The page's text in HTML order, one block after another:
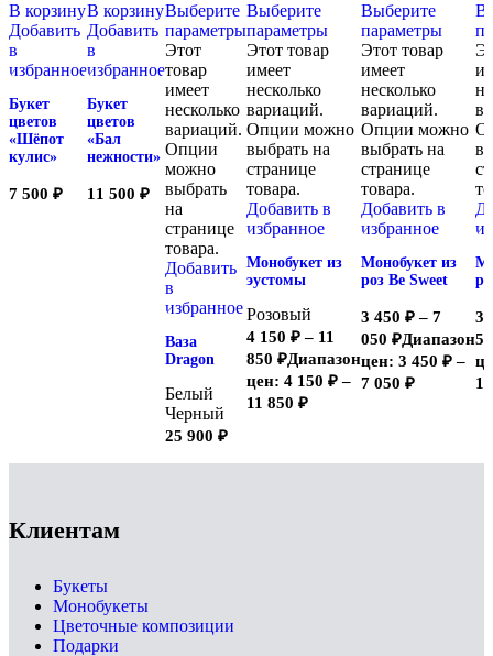
В корзину
Добавить
в
избранное
Букет
цветов
«Шёпот
кулис»
7 500 ₽
В корзину
Добавить
в
избранное
Букет
цветов
«Бал
нежности»
11 500 ₽
Выберите
параметры
Этот
товар
имеет
несколько
вариаций.
Опции
можно
выбрать
на
странице
товара.
Добавить
в
избранное
Ваза
Dragon
Белый
Черный
25 900 ₽
Выберите
параметры
Этот товар
имеет
несколько
вариаций.
Опции можно
выбрать на
странице
товара.
Добавить в
избранное
Монобукет из
эустомы
Розовый
4 150 ₽ – 11
850 ₽Диапазон
цен: 4 150 ₽ –
11 850 ₽
Выберите
параметры
Этот товар
имеет
несколько
вариаций.
Опции можно
выбрать на
странице
товара.
Добавить в
избранное
Монобукет из
роз Be Sweet
3 450 ₽ – 7
050 ₽Диапазон
цен: 3 450 ₽ –
7 050 ₽
3
Клиентам
Букеты
Монобукеты
Цветочные композиции
Подарки